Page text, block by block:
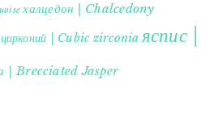
халцедон | Chalcedony
цирконий | Cubic zirconia яспис |
| Brecciated Jasper